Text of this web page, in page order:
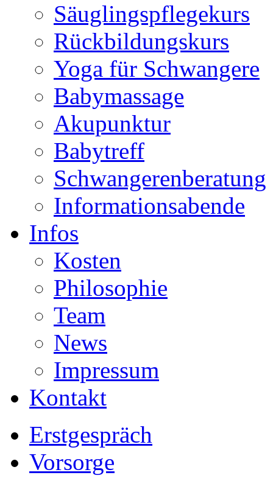
Säuglingspflegekurs
Rückbildungskurs
Yoga für Schwangere
Babymassage
Akupunktur
Babytreff
Schwangerenberatung
Informationsabende
Infos
Kosten
Philosophie
Team
News
Impressum
Kontakt
Erstgespräch
Vorsorge